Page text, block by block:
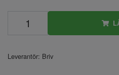
Leverantör: Briv